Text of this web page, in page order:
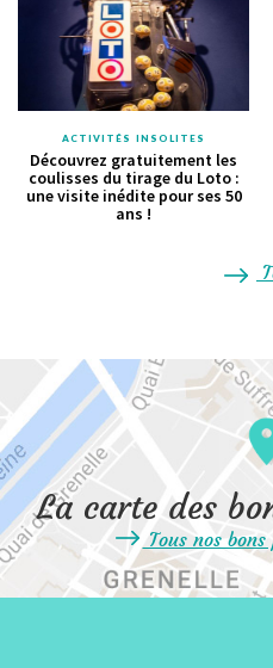
ACTIVITÉS INSOLITES
Découvrez gratuitement les
coulisses du tirage du Loto :
une visite inédite pour ses 50
ans !
La carte des
Tous nos